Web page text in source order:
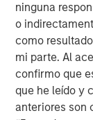
ninguna
o
como
mi parte. Al
confirmo que
que he leído y
anteriores son
Neglected
The